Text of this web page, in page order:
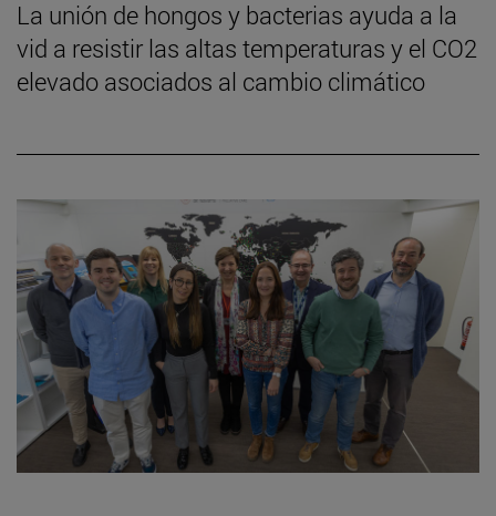
La unión de hongos y bacterias ayuda a la
vid a resistir las altas temperaturas y el CO2
elevado asociados al cambio climático